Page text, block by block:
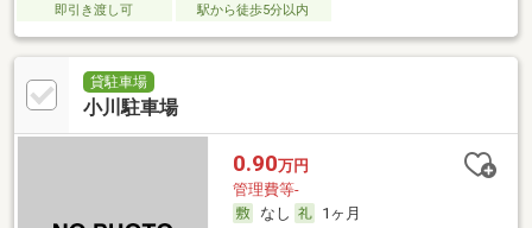
即引き渡し可 駅から徒歩5分以内
貸駐車場
小川駐車場
0.90万円
管理費等-
なし
1ヶ月